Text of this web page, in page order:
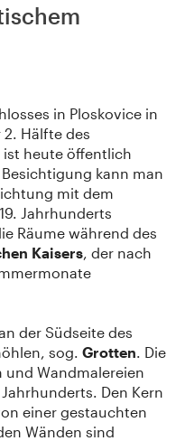
in Ploskovice in
Hälfte des
ist heute öffentlich
kann man
mit dem
Jahrhunderts
Räume während des
Kaisers, der nach
der Südseite des
sog. Grotten. Die
und Wandmalereien
Den Kern
einer gestauchten
Wänden sind